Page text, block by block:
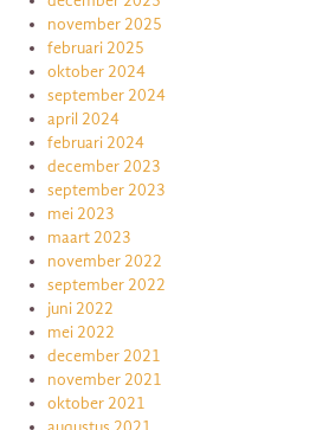
november 2025
februari 2025
oktober 2024
september 2024
april 2024
februari 2024
december 2023
september 2023
mei 2023
maart 2023
november 2022
september 2022
juni 2022
mei 2022
december 2021
november 2021
oktober 2021